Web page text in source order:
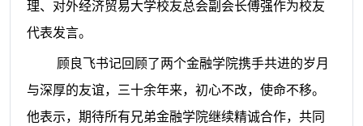
理、对外经济贸易大学校友总会副会长傅强作为校友
代表发言。
顾良飞书记回顾了两个金融学院携手共进的岁月
与深厚的友谊，三十余年来，初心不改，使命不移。
他表示，期待所有兄弟金融学院继续精诚合作，共同